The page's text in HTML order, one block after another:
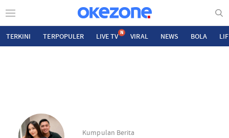
TERKINI TERPOPULER LIVE TV N VIRAL NEWS BOLA
Kumpulan Berita